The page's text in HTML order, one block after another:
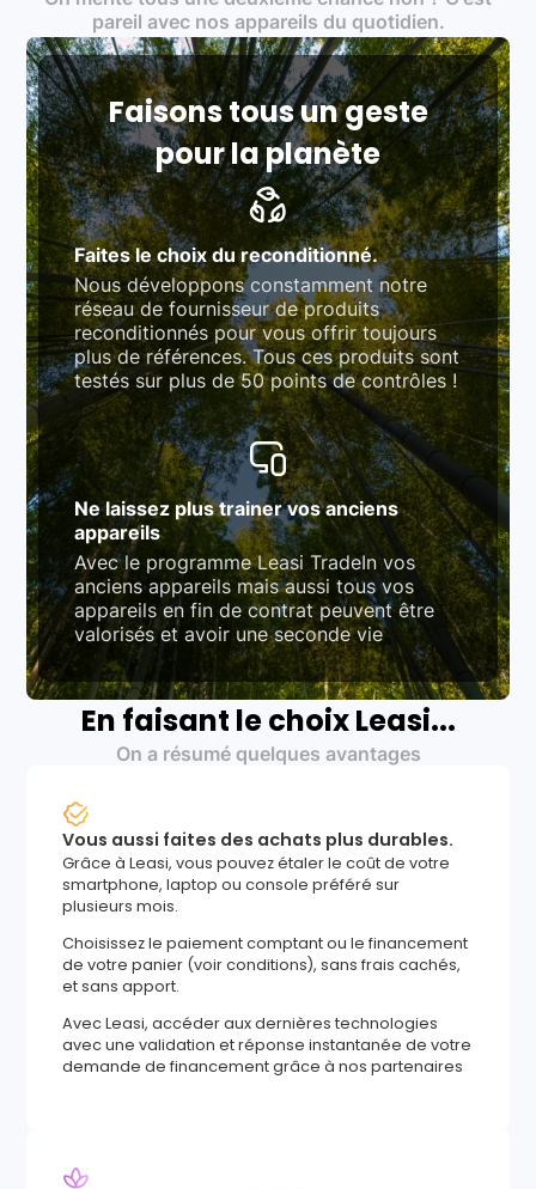
Produits testés et vérifiés selon des standards
rigoureux (80 à 100 points de contrôle en
fonction des produits)
Respect des normes RAEE, RoHS, et du
référentiel QualiRepar (bonus réparation)
pareil avec nos appareils du quotidien.
Faisons tous un geste
pour la planète
Faites le choix du reconditionné.
Nous développons constamment notre
réseau de fournisseur de produits
reconditionnés pour vous offrir toujours
plus de références. Tous ces produits sont
testés sur plus de 50 points de contrôles !
Ne laissez plus trainer vos anciens
appareils
Avec le programme Leasi TradeIn vos
anciens appareils mais aussi tous vos
appareils en fin de contrat peuvent être
valorisés et avoir une seconde vie
En faisant le choix Leasi...
On a résumé quelques avantages
Vous aussi faites des achats plus durables.
Grâce à Leasi, vous pouvez étaler le coût de votre
smartphone, laptop ou console préféré sur
plusieurs mois.
Choisissez le paiement comptant ou le financement
de votre panier (voir conditions), sans frais cachés,
et sans apport.
Avec Leasi, accéder aux dernières technologies
avec une validation et réponse instantanée de votre
demande de financement grâce à nos partenaires